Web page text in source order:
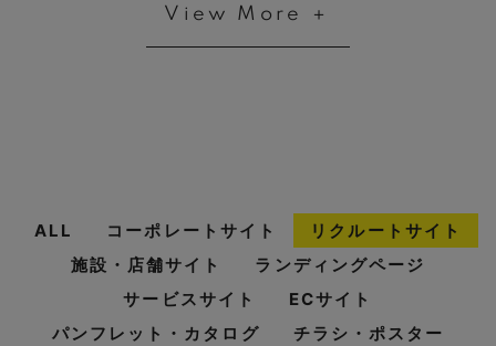
View More ＋
ALL コーポレートサイト
リクルートサイト
施設・店舗サイト
ランディングページ
サービスサイト
ECサイト
パンフレット・カタログ
チラシ・ポスター